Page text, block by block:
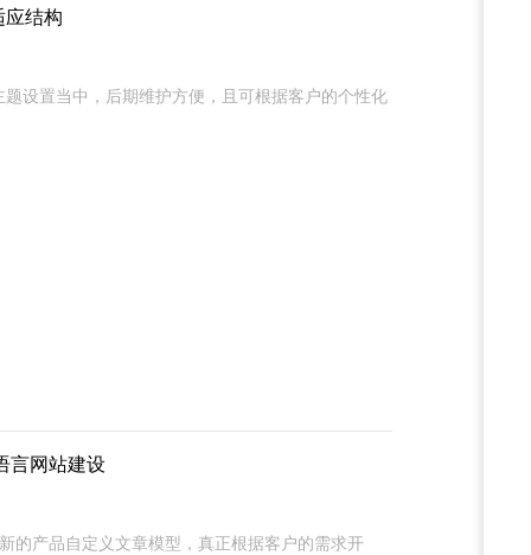
结构
设置当中，后期维护方便，且可根据客户的个性化
言网站建设
的产品自定义文章模型，真正根据客户的需求开